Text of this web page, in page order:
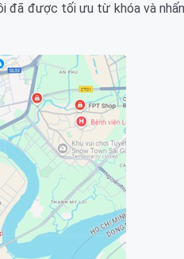
đã được tối ưu từ khóa và nhấn